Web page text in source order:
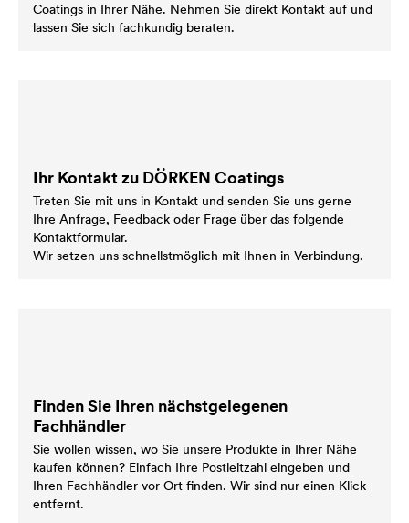
Coatings in Ihrer Nähe. Nehmen Sie direkt Kontakt auf und
lassen Sie sich fachkundig beraten.
Ihr Kontakt zu DÖRKEN Coatings
Treten Sie mit uns in Kontakt und senden Sie uns gerne
Ihre Anfrage, Feedback oder Frage über das folgende
Kontaktformular.
Wir setzen uns schnellstmöglich mit Ihnen in Verbindung.
Finden Sie Ihren nächstgelegenen
Fachhändler
Sie wollen wissen, wo Sie unsere Produkte in Ihrer Nähe
kaufen können? Einfach Ihre Postleitzahl eingeben und
Ihren Fachhändler vor Ort finden. Wir sind nur einen Klick
entfernt.